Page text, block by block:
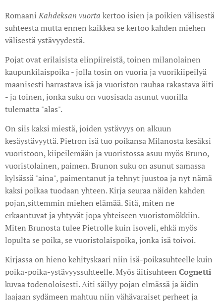
Romaani Kahdeksan vuorta kertoo isien ja poikien välisestä
suhteesta mutta ennen kaikkea se kertoo kahden miehen
välisestä ystävyydestä.
Pojat ovat erilaisista elinpiireistä, toinen milanolainen
kaupunkilaispoika - jolla tosin on vuoria ja vuorikiipeilyä
maanisesti harrastava isä ja vuoriston rauhaa rakastava äiti
- ja toinen, jonka suku on vuosisada asunut vuorilla
tulematta "alas".
On siis kaksi miestä, joiden ystävyys on alkuun
kesäystävyyttä. Pietron isä tuo poikansa Milanosta kesäksi
vuoristoon, kiipeilemään ja vuoristossa asuu myös Bruno,
vuoristolainen, paimen. Brunon suku on asunut samassa
kylsässä "aina", paimentanut ja tehnyt juustoa ja nyt nämä
kaksi poikaa tuodaan yhteen. Kirja seuraa näiden kahden
pojan,sittemmin miehen elämää. Sitä, miten ne
erkaantuvat ja yhtyvät jopa yhteiseen vuoristomökkiin.
Miten Brunosta tulee Pietrolle kuin isoveli, ehkä myös
lopulta se poika, se vuoristolaispoika, jonka isä toivoi.
Kirjassa on hieno kehityskaari niin isä-poikasuhteelle kuin
poika-poika-ystävyyssuhteelle. Myös äitisuhteen Cognetti
kuvaa todenoloisesti. Äiti säilyy pojan elmässä ja äidin
laajaan sydämeen mahtuu niin vähävaraiset perheet ja